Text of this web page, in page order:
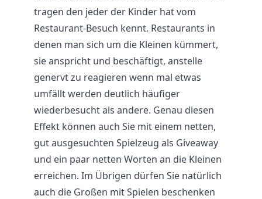
tragen den jeder der Kinder hat vom
Restaurant-Besuch kennt. Restaurants in
denen man sich um die Kleinen kümmert,
sie anspricht und beschäftigt, anstelle
genervt zu reagieren wenn mal etwas
umfällt werden deutlich häufiger
wiederbesucht als andere. Genau diesen
Effekt können auch Sie mit einem netten,
gut ausgesuchten Spielzeug als Giveaway
und ein paar netten Worten an die Kleinen
erreichen. Im Übrigen dürfen Sie natürlich
auch die Großen mit Spielen beschenken